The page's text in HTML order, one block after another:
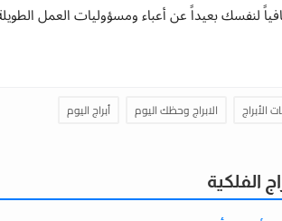
لنفسك بعيداً عن أعباء ومسؤوليات العمل الطويلة
الأبراج الابراج وحظك اليوم أبراج اليوم
الفلكية